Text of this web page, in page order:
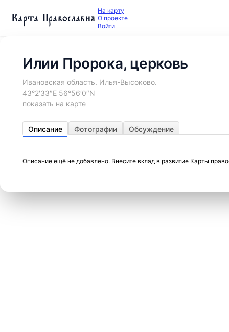
Карта Православия На карту
О проекте
Войти
Илии Пророка, церковь
Ивановская область. Илья-Высоково.
43°2′33″E 56°56′0″N
показать на карте
Описание Фотографии Обсуждение
Описание ещё не добавлено. Внесите вклад в развитие Карты